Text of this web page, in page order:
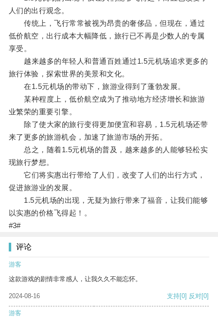
人们的出行观念。
传统上，飞行常常被视为昂贵的奢侈品，但现在，通过
低价航空，出行成本大幅降低，旅行已不再是少数人的专属
享受。
越来越多的年轻人和普通百姓通过1.5元机场追求更多的
旅行体验，探索世界的美景和文化。
在1.5元机场的带动下，旅游业得到了蓬勃发展。
某种程度上，低价航空成为了推动地方经济增长和旅游
业繁荣的重要引擎。
除了使大家的旅行变得更加便宜和容易，1.5元机场还带
来了更多的旅游机会，加速了旅游市场的开拓。
总之，随着1.5元机场的普及，越来越多的人能够轻松实
现旅行梦想。
它们将实惠出行带给了人们，改变了人们的出行方式，
促进旅游业的发展。
1.5元机场的出现，无疑为旅行带来了福音，让我们能够
以实惠的价格飞得起！。
#3#
评论
游客
这款游戏的剧情非常感人，让我久久不能忘怀。
2024-08-16 支持[0] 反对[0]
游客